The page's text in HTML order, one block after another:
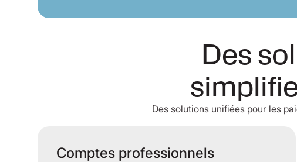
Des
Des solutions unifiées pour les
Comptes professionnels